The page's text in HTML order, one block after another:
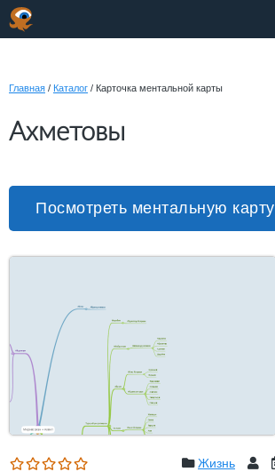
Главная / Каталог / Карточка ментальной карты
Ахметовы
Посмотреть ментальную карту
Жизнь